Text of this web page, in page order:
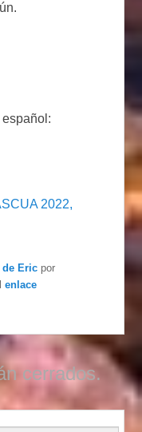
2022,
de Eric por
enlace
cerrados.